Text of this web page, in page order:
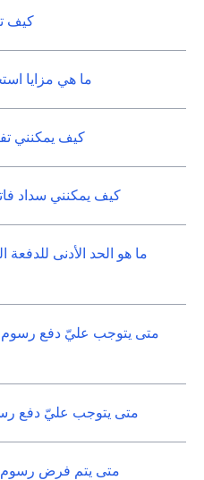
كيف
ما هي مزايا
كيف يمكنني
كيف يمكنني سداد
ما هو الحد الأدنى
متى يتوجب عليّ دفع رسوم
متى يتوجب عليّ دفع
متى يتم فرض رسوم